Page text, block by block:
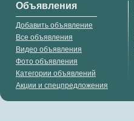
Объявления
Добавить объявление
Все объявления
Видео объявления
Фото объявления
Категории объявлений
Акции и спецпредложения